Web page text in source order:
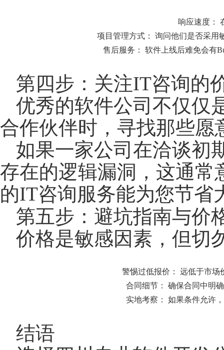
响应速度：
项目管理方式：
询问他们是否采用
售后服务：
软件上线后难免会有
第四步：关注IT咨询的
优秀的软件公司不仅仅
合作伙伴时，寻找那些愿
如果一家公司在洽谈初
存在的逻辑漏洞，这通常
的IT咨询服务能为您节省
第五步：避坑指南与价
价格是敏感因素，但切
警惕过低报价：
远低于市场
合同细节：
确保合同中明
实地考察：
如果条件允许
结语